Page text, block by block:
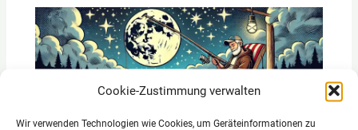
Cookie-Zustimmung verwalten
Wir verwenden Technologien wie Cookies, um Geräteinformationen zu